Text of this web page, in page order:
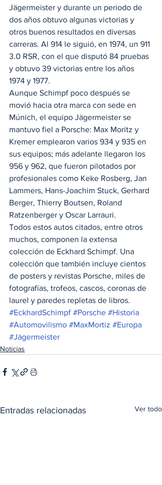
Jägermeister y durante un periodo de
dos años obtuvo algunas victorias y
otros buenos resultados en diversas
carreras. Al 914 le siguió, en 1974, un 911
3.0 RSR, con el que disputó 84 pruebas
y obtuvo 39 victorias entre los años
1974 y 1977.
Aunque Schimpf poco después se
movió hacia otra marca con sede en
Múnich, el equipo Jägermeister se
mantuvo fiel a Porsche: Max Moritz y
Kremer emplearon varios 934 y 935 en
sus equipos; más adelante llegaron los
956 y 962, que fueron pilotados ​​por
profesionales como Keke Rosberg, Jan
Lammers, Hans-Joachim Stuck, Gerhard
Berger, Thierry Boutsen, Roland
Ratzenberger y Oscar Larrauri.
Todos estos autos citados, entre otros
muchos, componen la extensa
colección de Eckhard Schimpf. Una
colección que también incluye cientos
de posters y revistas Porsche, miles de
fotografías, trofeos, cascos, coronas de
laurel y paredes repletas de libros.
#EckhardSchimpf #Porsche #Historia
#Automovilismo #MaxMortiz #Europa
#Jägermeister
Noticias
Entradas relacionadas Ver todo